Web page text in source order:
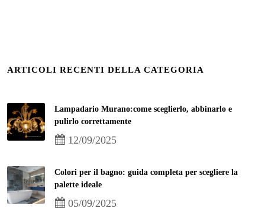
ARTICOLI RECENTI DELLA CATEGORIA
Lampadario Murano:come sceglierlo, abbinarlo e
pulirlo correttamente
12/09/2025
Colori per il bagno: guida completa per scegliere la
palette ideale
05/09/2025